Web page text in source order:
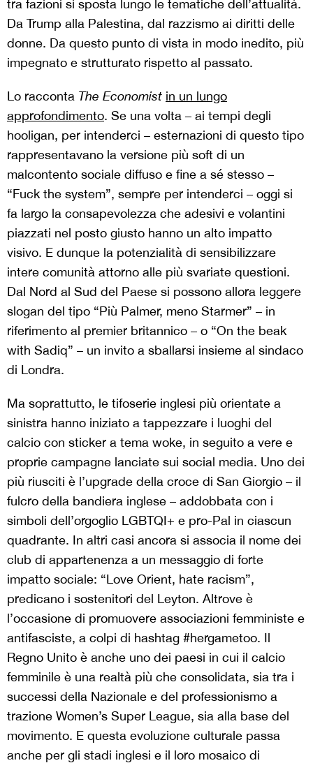
tra fazioni si sposta lungo le tematiche dell’attualità.
Da Trump alla Palestina, dal razzismo ai diritti delle
donne. Da questo punto di vista in modo inedito, più
impegnato e strutturato rispetto al passato.
Lo racconta The Economist in un lungo
approfondimento. Se una volta – ai tempi degli
hooligan, per intenderci – esternazioni di questo tipo
rappresentavano la versione più soft di un
malcontento sociale diffuso e fine a sé stesso –
“Fuck the system”, sempre per intenderci – oggi si
fa largo la consapevolezza che adesivi e volantini
piazzati nel posto giusto hanno un alto impatto
visivo. E dunque la potenzialità di sensibilizzare
intere comunità attorno alle più svariate questioni.
Dal Nord al Sud del Paese si possono allora leggere
slogan del tipo “Più Palmer, meno Starmer” – in
riferimento al premier britannico – o “On the beak
with Sadiq” – un invito a sballarsi insieme al sindaco
di Londra.
Ma soprattutto, le tifoserie inglesi più orientate a
sinistra hanno iniziato a tappezzare i luoghi del
calcio con sticker a tema woke, in seguito a vere e
proprie campagne lanciate sui social media. Uno dei
più riusciti è l’upgrade della croce di San Giorgio – il
fulcro della bandiera inglese – addobbata con i
simboli dell’orgoglio LGBTQI+ e pro-Pal in ciascun
quadrante. In altri casi ancora si associa il nome dei
club di appartenenza a un messaggio di forte
impatto sociale: “Love Orient, hate racism”,
predicano i sostenitori del Leyton. Altrove è
l’occasione di promuovere associazioni femministe e
antifasciste, a colpi di hashtag #hergametoo. Il
Regno Unito è anche uno dei paesi in cui il calcio
femminile è una realtà più che consolidata, sia tra i
successi della Nazionale e del professionismo a
trazione Women’s Super League, sia alla base del
movimento. E questa evoluzione culturale passa
anche per gli stadi inglesi e il loro mosaico di